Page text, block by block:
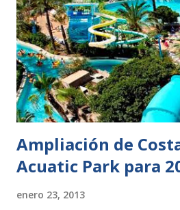
Ampliación de
Acuatic Park para
enero 23, 2013